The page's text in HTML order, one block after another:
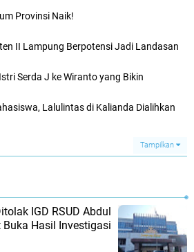
Provinsi Naik!
II Lampung Berpotensi Jadi Landasan
Serda J ke Wiranto yang Bikin
Lalulintas di Kalianda Dialihkan
Tampilkan
IGD RSUD Abdul
Hasil Investigasi